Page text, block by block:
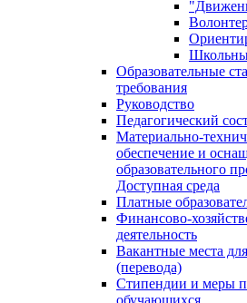
Образовательные
требования
Руководство
Педагогический
Материально-
обеспечение и
образовательного
Доступная среда
Платные
Финансово-
деятельность
Вакантные места
(перевода)
Стипендии и меры
обучающихся